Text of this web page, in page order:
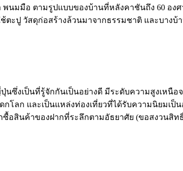
พนมมือ ตามรูปแบบของบ้านที่หลังคาชันถึง 60 อ
ตะปู วัสดุก่อสร้างล้วนมาจากธรรมชาติ และบางบ้
ซึ่งเป็นที่รู้จักกันเป็นอย่างดี มีระดับความสูงเหนือ
กโลก และเป็นแหล่งท่องเที่ยวที่ได้รับความนิยม
อสินค้าของฝากที่ระลึกตามอัธยาศัย (ขอสงวน